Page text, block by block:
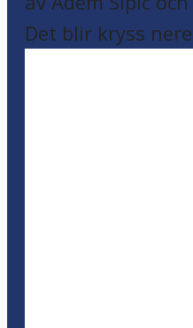
Det blir kryss